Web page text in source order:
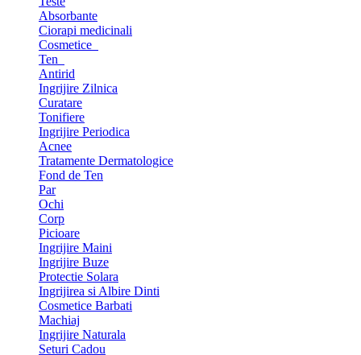
Absorbante
Ciorapi medicinali
Cosmetice
Ten
Antirid
Ingrijire Zilnica
Curatare
Tonifiere
Ingrijire Periodica
Acnee
Tratamente Dermatologice
Fond de Ten
Par
Ochi
Corp
Picioare
Ingrijire Maini
Ingrijire Buze
Protectie Solara
Ingrijirea si Albire Dinti
Cosmetice Barbati
Machiaj
Ingrijire Naturala
Seturi Cadou